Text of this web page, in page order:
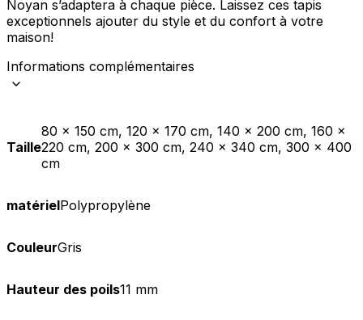
Noyan s’adaptera à chaque pièce. Laissez ces tapis
exceptionnels ajouter du style et du confort à votre
maison!
Informations complémentaires
Taille
80 x 150 cm, 120 x 170 cm, 140 x 200 cm, 160 x
220 cm, 200 x 300 cm, 240 x 340 cm, 300 x 400
cm
matérielPolypropylène
CouleurGris
Hauteur des poils11 mm